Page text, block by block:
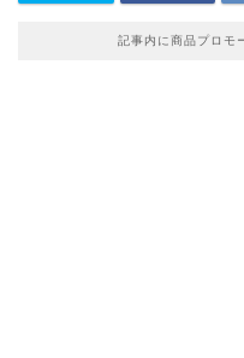
記事内に商品プロモ